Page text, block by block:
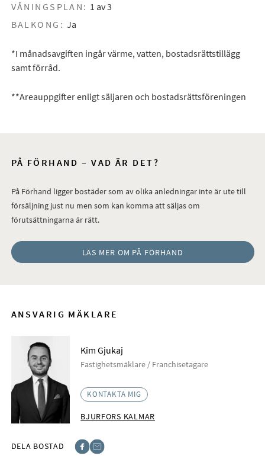
VÅNINGSPLAN: 1 av 3
BALKONG: Ja
*I månadsavgiften ingår värme, vatten, bostadsrättstillägg
samt förråd.
**Areauppgifter enligt säljaren och bostadsrättsföreningen
PÅ FÖRHAND – VAD ÄR DET?
På Förhand ligger bostäder som av olika anledningar inte är ute till
försäljning just nu men som kan komma att säljas om
förutsättningarna är rätt.
LÄS MER OM PÅ FÖRHAND
ANSVARIG MÄKLARE
Kim Gjukaj
Fastighetsmäklare / Franchisetagare
KONTAKTA MIG
BJURFORS KALMAR
DELA BOSTAD